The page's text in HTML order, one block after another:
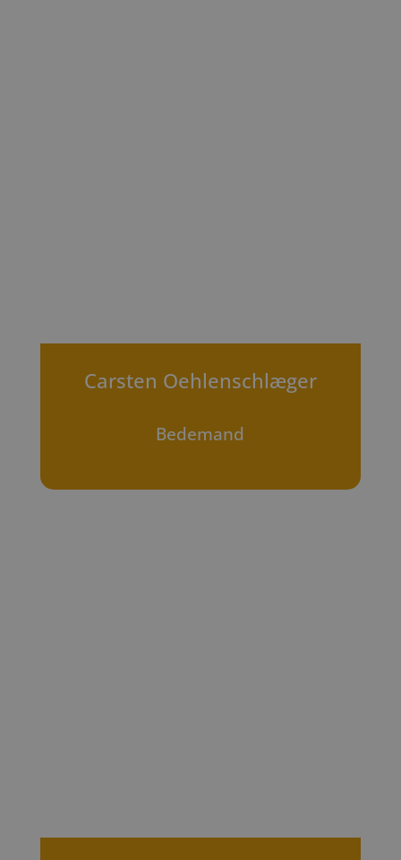
Carsten Oehlenschlæger
Bedemand